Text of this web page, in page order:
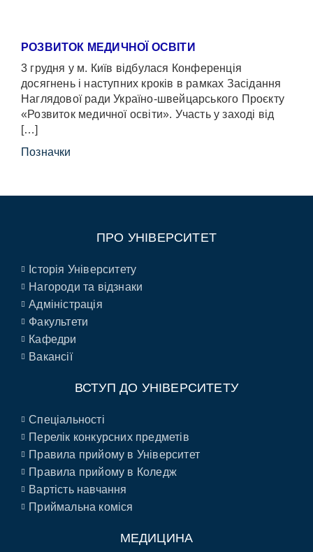
РОЗВИТОК МЕДИЧНОЇ ОСВІТИ
3 грудня у м. Київ відбулася Конференція
досягнень і наступних кроків в рамках Засідання
Наглядової ради Україно-швейцарського Проєкту
«Розвиток медичної освіти». Участь у заході від
[…]
Позначки
ПРО УНІВЕРСИТЕТ
Історія Університету
Нагороди та відзнаки
Адміністрація
Факультети
Кафедри
Вакансії
ВСТУП ДО УНІВЕРСИТЕТУ
Спеціальності
Перелік конкурсних предметів
Правила прийому в Університет
Правила прийому в Коледж
Вартість навчання
Приймальна коміся
МЕДИЦИНА